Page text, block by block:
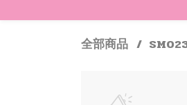
全部商品